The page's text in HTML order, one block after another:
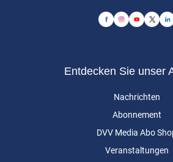
Entdecken Sie unser
Nachrichten
Abonnement
DVV Media Abo
Veranstaltungen